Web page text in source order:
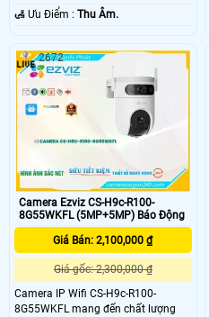
️🛃 Ưu Điểm : Thu Âm.
Camera Ezviz CS-H9c-R100-
8G55WKFL (5MP+5MP) Báo Động
Giá Bán: 2,100,000 ₫
Giá gốc: 2,300,000 ₫
Camera IP Wifi CS-H9c-R100-
8G55WKFL mang đến chất lượng
2672